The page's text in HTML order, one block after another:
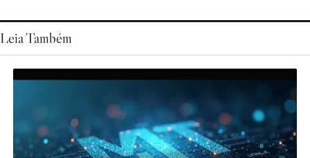
Leia Também